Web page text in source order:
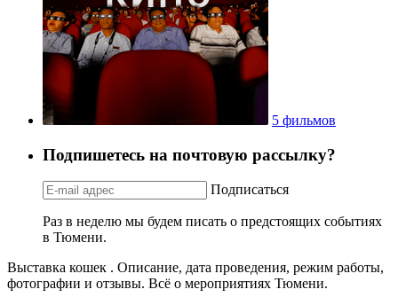
5 фильмов
Подпишетесь на почтовую рассылку?
Подписаться
Раз в неделю мы будем писать о предстоящих событиях
в Тюмени.
Выставка кошек . Описание, дата проведения, режим работы,
фотографии и отзывы. Всё о мероприятиях Тюмени.